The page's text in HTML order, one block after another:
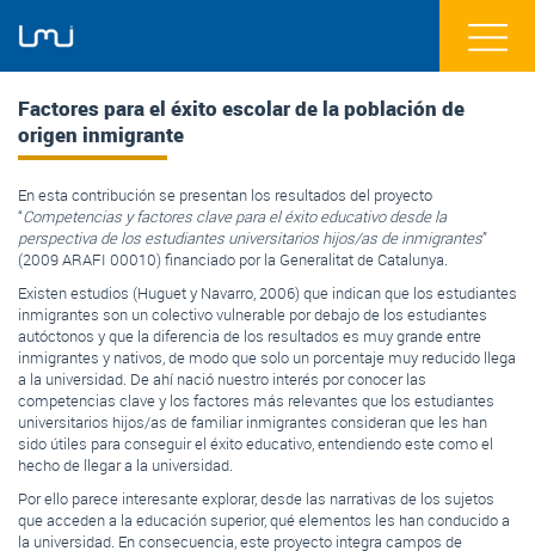
Factores para el éxito escolar de la población de
origen inmigrante
En esta contribución se presentan los resultados del proyecto
“Competencias y factores clave para el éxito educativo desde la
perspectiva de los estudiantes universitarios hijos/as de inmigrantes”
(2009 ARAFI 00010) financiado por la Generalitat de Catalunya.
Existen estudios (Huguet y Navarro, 2006) que indican que los estudiantes
inmigrantes son un colectivo vulnerable por debajo de los estudiantes
autóctonos y que la diferencia de los resultados es muy grande entre
inmigrantes y nativos, de modo que solo un porcentaje muy reducido llega
a la universidad. De ahí nació nuestro interés por conocer las
competencias clave y los factores más relevantes que los estudiantes
universitarios hijos/as de familiar inmigrantes consideran que les han
sido útiles para conseguir el éxito educativo, entendiendo este como el
hecho de llegar a la universidad.
Por ello parece interesante explorar, desde las narrativas de los sujetos
que acceden a la educación superior, qué elementos les han conducido a
la universidad. En consecuencia, este proyecto integra campos de